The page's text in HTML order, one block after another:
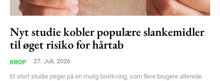
Nyt studie kobler populære slankemidler
til øget risiko for hårtab
KROP 27. Juli, 2026
Et stort studie peger på en mulig bivirkning, som flere brugere allerede